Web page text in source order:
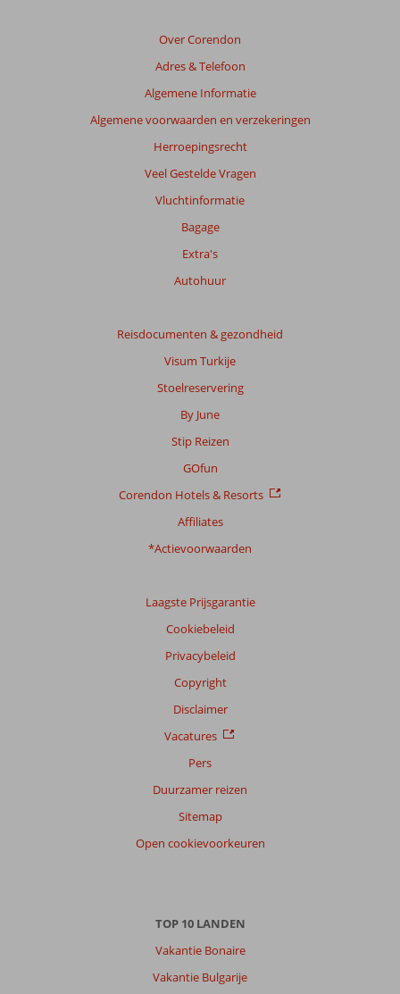
Over Corendon
Adres & Telefoon
Algemene Informatie
Algemene voorwaarden en verzekeringen
Herroepingsrecht
Veel Gestelde Vragen
Vluchtinformatie
Bagage
Extra's
Autohuur
Reisdocumenten & gezondheid
Visum Turkije
Stoelreservering
By June
Stip Reizen
GOfun
Corendon Hotels & Resorts
Affiliates
*Actievoorwaarden
Laagste Prijsgarantie
Cookiebeleid
Privacybeleid
Copyright
Disclaimer
Vacatures
Pers
Duurzamer reizen
Sitemap
Open cookievoorkeuren
TOP 10 LANDEN
Vakantie Bonaire
Vakantie Bulgarije